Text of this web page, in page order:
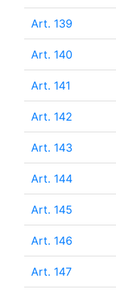
Art. 139
Art. 140
Art. 141
Art. 142
Art. 143
Art. 144
Art. 145
Art. 146
Art. 147